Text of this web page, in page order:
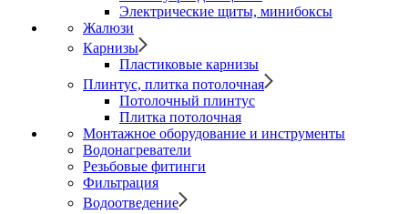
Электрические щиты, минибоксы
Жалюзи
Карнизы
Пластиковые карнизы
Плинтус, плитка потолочная
Потолочный плинтус
Плитка потолочная
Монтажное оборудование и инструменты
Водонагреватели
Резьбовые фитинги
Фильтрация
Водоотведение